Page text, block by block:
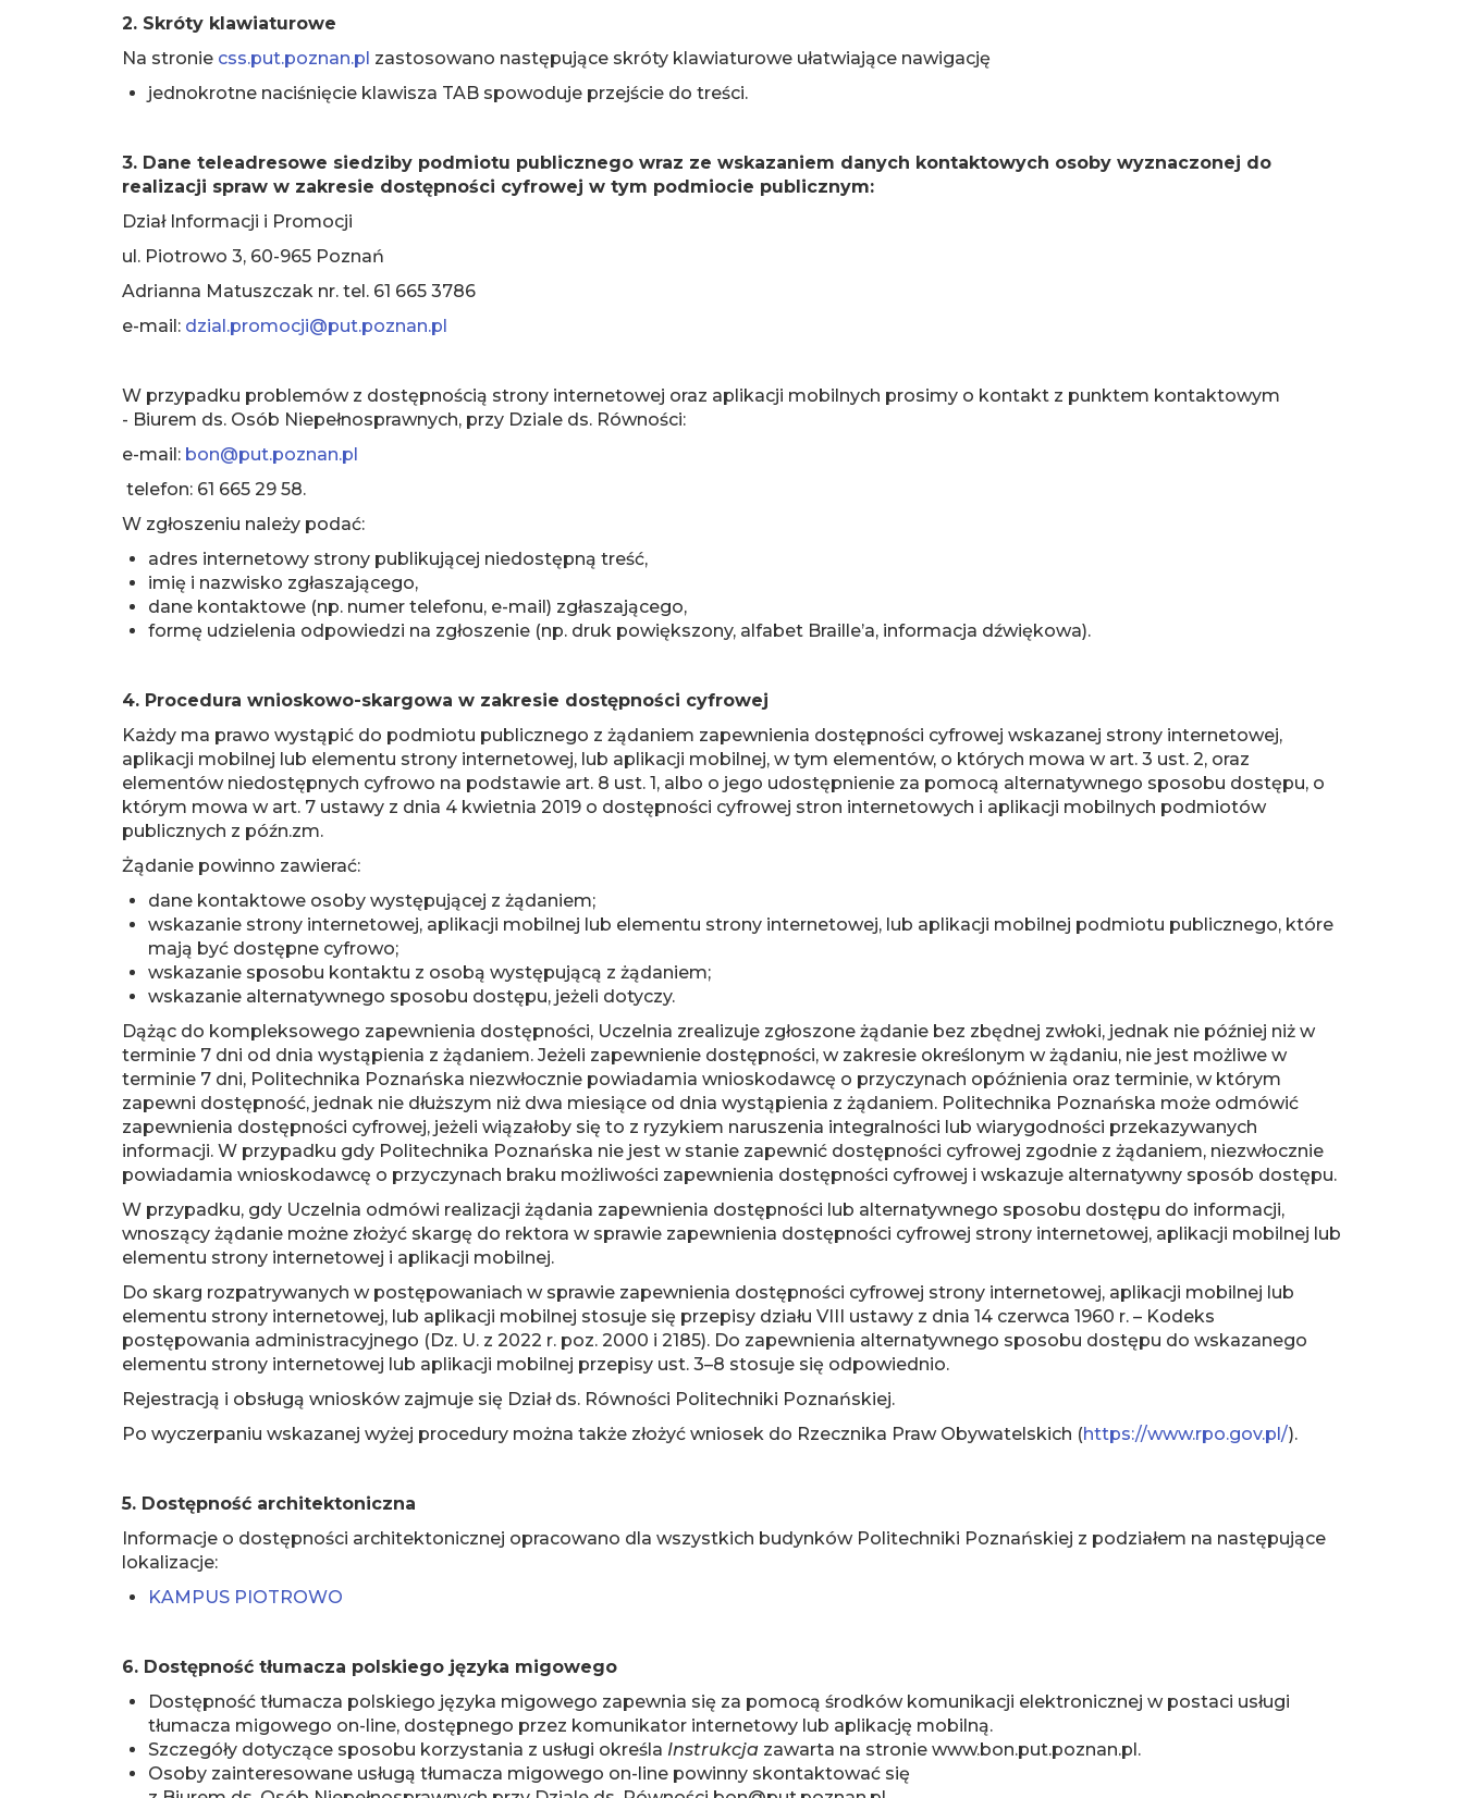
2. Skróty klawiaturowe
Na stronie css.put.poznan.pl zastosowano następujące skróty klawiaturowe ułatwiające nawigację
jednokrotne naciśnięcie klawisza TAB spowoduje przejście do treści.
3. Dane teleadresowe siedziby podmiotu publicznego wraz ze wskazaniem danych kontaktowych osoby wyznaczonej do
realizacji spraw w zakresie dostępności cyfrowej w tym podmiocie publicznym:
Dział Informacji i Promocji
ul. Piotrowo 3, 60-965 Poznań
Adrianna Matuszczak nr. tel. 61 665 3786
e-mail: dzial.promocji@put.poznan.pl
W przypadku problemów z dostępnością strony internetowej oraz aplikacji mobilnych prosimy o kontakt z punktem kontaktowym
- Biurem ds. Osób Niepełnosprawnych, przy Dziale ds. Równości:
e-mail: bon@put.poznan.pl
telefon: 61 665 29 58.
W zgłoszeniu należy podać:
adres internetowy strony publikującej niedostępną treść,
imię i nazwisko zgłaszającego,
dane kontaktowe (np. numer telefonu, e-mail) zgłaszającego,
formę udzielenia odpowiedzi na zgłoszenie (np. druk powiększony, alfabet Braille’a, informacja dźwiękowa).
4. Procedura wnioskowo-skargowa w zakresie dostępności cyfrowej
Każdy ma prawo wystąpić do podmiotu publicznego z żądaniem zapewnienia dostępności cyfrowej wskazanej strony internetowej,
aplikacji mobilnej lub elementu strony internetowej, lub aplikacji mobilnej, w tym elementów, o których mowa w art. 3 ust. 2, oraz
elementów niedostępnych cyfrowo na podstawie art. 8 ust. 1, albo o jego udostępnienie za pomocą alternatywnego sposobu dostępu, o
którym mowa w art. 7 ustawy z dnia 4 kwietnia 2019 o dostępności cyfrowej stron internetowych i aplikacji mobilnych podmiotów
publicznych z późn.zm.
Żądanie powinno zawierać:
dane kontaktowe osoby występującej z żądaniem;
wskazanie strony internetowej, aplikacji mobilnej lub elementu strony internetowej, lub aplikacji mobilnej podmiotu publicznego, które
mają być dostępne cyfrowo;
wskazanie sposobu kontaktu z osobą występującą z żądaniem;
wskazanie alternatywnego sposobu dostępu, jeżeli dotyczy.
Dążąc do kompleksowego zapewnienia dostępności, Uczelnia zrealizuje zgłoszone żądanie bez zbędnej zwłoki, jednak nie później niż w
terminie 7 dni od dnia wystąpienia z żądaniem. Jeżeli zapewnienie dostępności, w zakresie określonym w żądaniu, nie jest możliwe w
terminie 7 dni, Politechnika Poznańska niezwłocznie powiadamia wnioskodawcę o przyczynach opóźnienia oraz terminie, w którym
zapewni dostępność, jednak nie dłuższym niż dwa miesiące od dnia wystąpienia z żądaniem. Politechnika Poznańska może odmówić
zapewnienia dostępności cyfrowej, jeżeli wiązałoby się to z ryzykiem naruszenia integralności lub wiarygodności przekazywanych
informacji. W przypadku gdy Politechnika Poznańska nie jest w stanie zapewnić dostępności cyfrowej zgodnie z żądaniem, niezwłocznie
powiadamia wnioskodawcę o przyczynach braku możliwości zapewnienia dostępności cyfrowej i wskazuje alternatywny sposób dostępu.
W przypadku, gdy Uczelnia odmówi realizacji żądania zapewnienia dostępności lub alternatywnego sposobu dostępu do informacji,
wnoszący żądanie możne złożyć skargę do rektora w sprawie zapewnienia dostępności cyfrowej strony internetowej, aplikacji mobilnej lub
elementu strony internetowej i aplikacji mobilnej.
Do skarg rozpatrywanych w postępowaniach w sprawie zapewnienia dostępności cyfrowej strony internetowej, aplikacji mobilnej lub
elementu strony internetowej, lub aplikacji mobilnej stosuje się przepisy działu VIII ustawy z dnia 14 czerwca 1960 r. – Kodeks
postępowania administracyjnego (Dz. U. z 2022 r. poz. 2000 i 2185). Do zapewnienia alternatywnego sposobu dostępu do wskazanego
elementu strony internetowej lub aplikacji mobilnej przepisy ust. 3–8 stosuje się odpowiednio.
Rejestracją i obsługą wniosków zajmuje się Dział ds. Równości Politechniki Poznańskiej.
Po wyczerpaniu wskazanej wyżej procedury można także złożyć wniosek do Rzecznika Praw Obywatelskich (https://www.rpo.gov.pl/).
5. Dostępność architektoniczna
Informacje o dostępności architektonicznej opracowano dla wszystkich budynków Politechniki Poznańskiej z podziałem na następujące
lokalizacje:
KAMPUS PIOTROWO
6. Dostępność tłumacza polskiego języka migowego
Dostępność tłumacza polskiego języka migowego zapewnia się za pomocą środków komunikacji elektronicznej w postaci usługi
tłumacza migowego on-line, dostępnego przez komunikator internetowy lub aplikację mobilną.
Szczegóły dotyczące sposobu korzystania z usługi określa Instrukcjazawarta na stronie www.bon.put.poznan.pl.
Osoby zainteresowane usługą tłumacza migowego on-line powinny skontaktować się